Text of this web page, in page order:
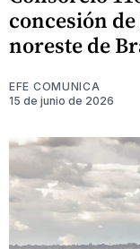
concesión
noreste de
EFE COMUNICA
15 de junio de 2026